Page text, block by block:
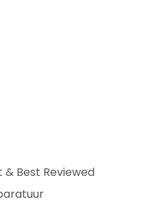
& Best Reviewed